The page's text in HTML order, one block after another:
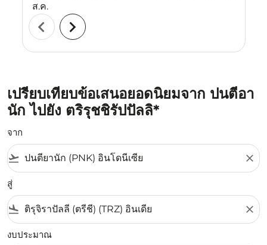
ส.ค.
chevron_left chevron_right
เปรียบเทียบข้อเสนอยอดนิยมจาก ปนตีอา
นัก ไปยัง ตริรุชชิรัปปัลลิ*
จาก
flight_takeoff close
สู่
flight_land close
งบประมาณ